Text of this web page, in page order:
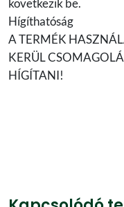
Hígíthatóság
A TERMÉK
KERÜL
HÍGÍTANI!